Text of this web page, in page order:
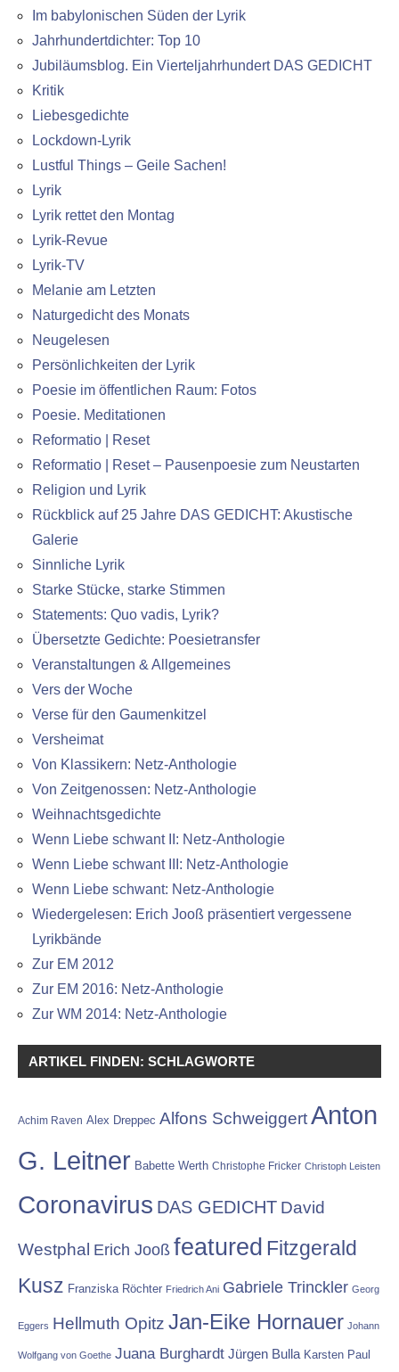
Im babylonischen Süden der Lyrik
Jahrhundertdichter: Top 10
Jubiläumsblog. Ein Vierteljahrhundert DAS GEDICHT
Kritik
Liebesgedichte
Lockdown-Lyrik
Lustful Things – Geile Sachen!
Lyrik
Lyrik rettet den Montag
Lyrik-Revue
Lyrik-TV
Melanie am Letzten
Naturgedicht des Monats
Neugelesen
Persönlichkeiten der Lyrik
Poesie im öffentlichen Raum: Fotos
Poesie. Meditationen
Reformatio | Reset
Reformatio | Reset – Pausenpoesie zum Neustarten
Religion und Lyrik
Rückblick auf 25 Jahre DAS GEDICHT: Akustische
Galerie
Sinnliche Lyrik
Starke Stücke, starke Stimmen
Statements: Quo vadis, Lyrik?
Übersetzte Gedichte: Poesietransfer
Veranstaltungen & Allgemeines
Vers der Woche
Verse für den Gaumenkitzel
Versheimat
Von Klassikern: Netz-Anthologie
Von Zeitgenossen: Netz-Anthologie
Weihnachtsgedichte
Wenn Liebe schwant II: Netz-Anthologie
Wenn Liebe schwant III: Netz-Anthologie
Wenn Liebe schwant: Netz-Anthologie
Wiedergelesen: Erich Jooß präsentiert vergessene
Lyrikbände
Zur EM 2012
Zur EM 2016: Netz-Anthologie
Zur WM 2014: Netz-Anthologie
ARTIKEL FINDEN: SCHLAGWORTE
Achim Raven Alex Dreppec Alfons SchweiggertAnton
G. Leitner Babette Werth Christophe Fricker Christoph Leisten
Coronavirus DAS GEDICHT David
Westphal Erich Jooß featured Fitzgerald
Kusz Franziska Röchter Friedrich Ani Gabriele Trinckler Georg
Eggers Hellmuth Opitz Jan-Eike Hornauer Johann
Wolfgang von Goethe Juana Burghardt Jürgen Bulla Karsten Paul